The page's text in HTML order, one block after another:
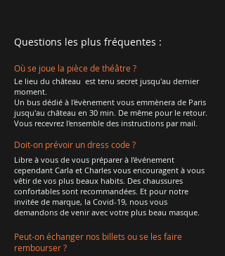
Questions les plus fréquentes :
Où se joue la pièce de théâtre ?
Le lieu du château est tenu secret jusqu'au dernier
moment.
Un bus dédié à l'évènement vous emmènera de Paris
jusqu'au château en 30 min. De même pour le retour.
Vous recevrez l'ensemble des instructions par mail.
Doit-on prévoir un dress code ?
Libre à vous de vous préparer à l’événement
cependant Carla et Charles vous encouragent à vous
vêtir de vos plus beaux habits. Des chaussures
confortables sont recommandées. Et pour notre
invitée de marque, la Covid-19, nous vous
demandons de venir avec votre plus beau masque.
Peut-on échanger nos billets ou se les faire
rembourser ?